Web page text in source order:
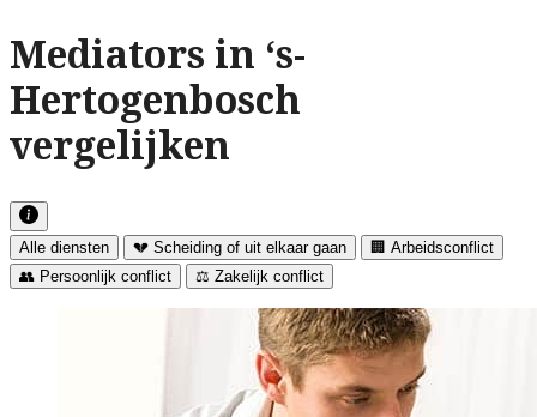
Mediators in ‘s-
Hertogenbosch
vergelijken
Alle diensten 💔 Scheiding of uit elkaar gaan
🏢 Arbeidsconflict
👥 Persoonlijk conflict
⚖️ Zakelijk conflict